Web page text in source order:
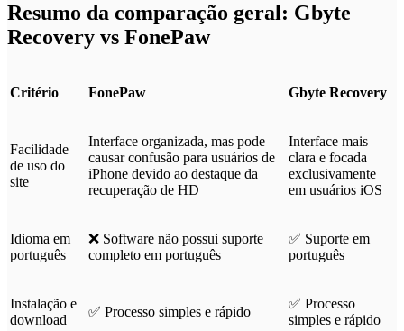
Resumo da comparação geral: Gbyte
Recovery vs FonePaw
Critério FonePaw Gbyte Recovery
Facilidade
de uso do
site
Interface organizada, mas pode
causar confusão para usuários de
iPhone devido ao destaque da
recuperação de HD
Interface mais
clara e focada
exclusivamente
em usuários iOS
Idioma em
português
❌ Software não possui suporte
completo em português
✅ Suporte em
português
Instalação e
download
✅ Processo simples e rápido
✅ Processo
simples e rápido